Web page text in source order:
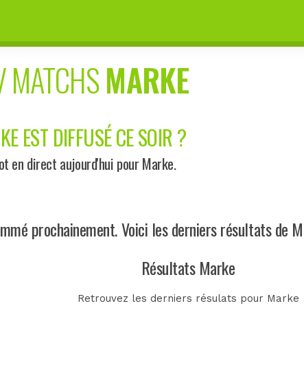
MATCHSMARKE
EST DIFFUSÉ CE SOIR ?
en direct aujourd'hui pour Marke.
prochainement. Voici les derniers résultats de
Résultats Marke
Retrouvez les derniers résulats pour Marke